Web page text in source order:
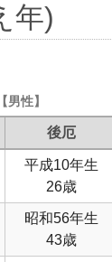
年)
性】
後厄
平成10年生
26歳
昭和56年生
43歳